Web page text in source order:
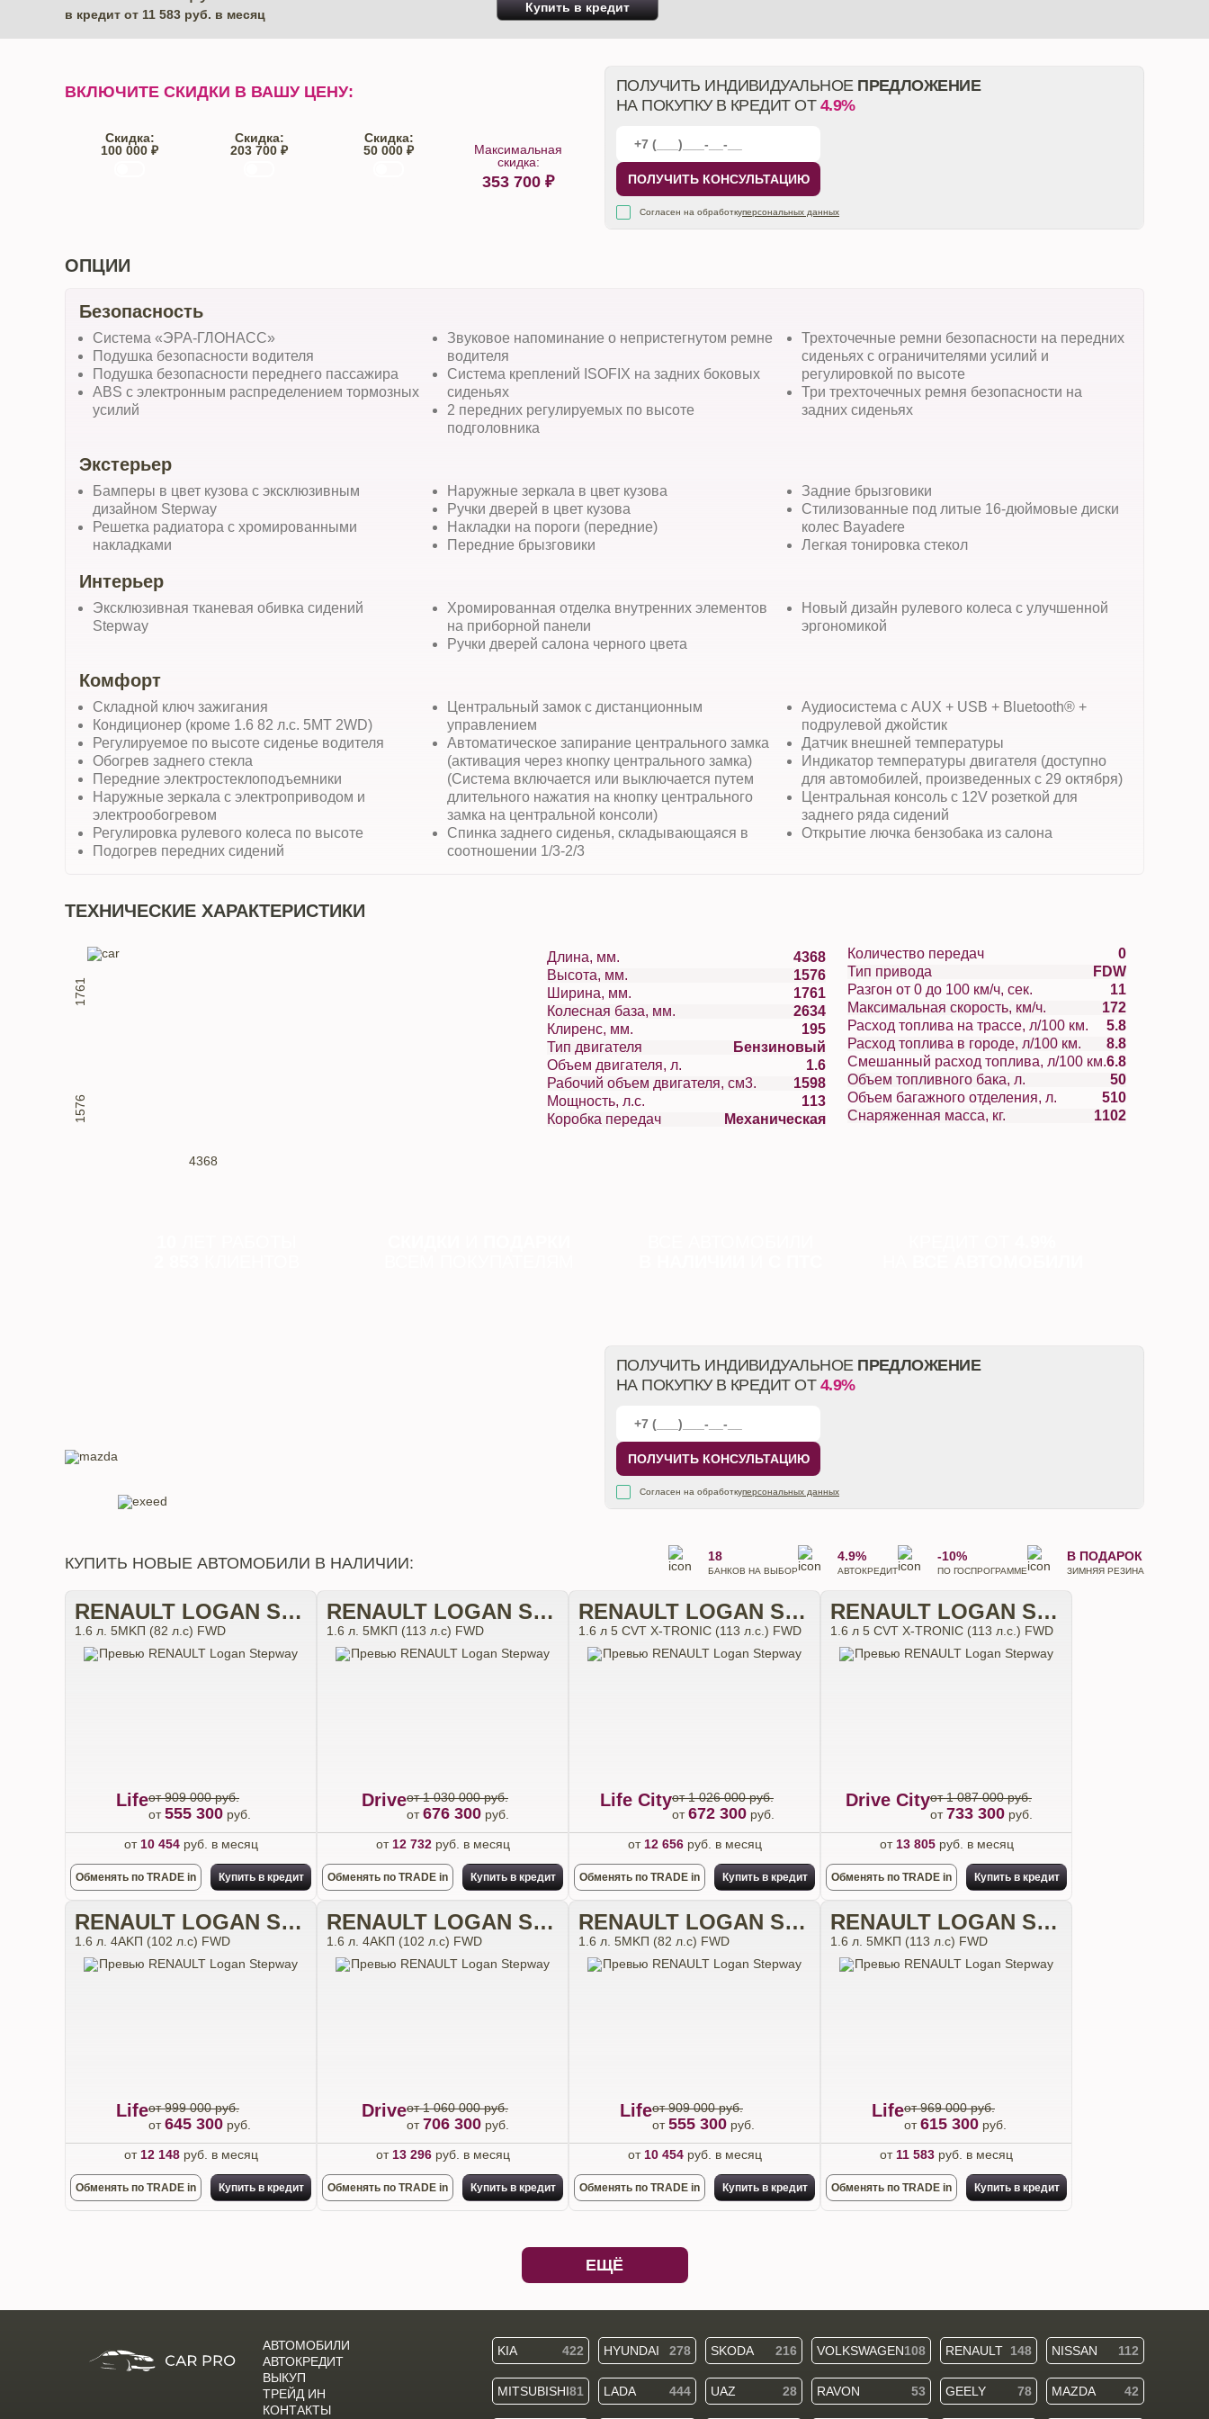
в кредит от 11 583 руб. в месяц Купить в кредит
ВКЛЮЧИТЕ СКИДКИ В ВАШУ ЦЕНУ:
Скидка:
100 000 ₽
Скидка:
203 700 ₽
Скидка:
50 000 ₽
Максимальная
скидка:
353 700 ₽
ПОЛУЧИТЬ ИНДИВИДУАЛЬНОЕ ПРЕДЛОЖЕНИЕ
НА ПОКУПКУ В КРЕДИТ ОТ 4.9%
ПОЛУЧИТЬ КОНСУЛЬТАЦИЮ
Согласен на обработкуперсональных данных
ОПЦИИ
Безопасность
Система «ЭРА-ГЛОНАСС»
Подушка безопасности водителя
Подушка безопасности переднего пассажира
ABS с электронным распределением тормозных
усилий
Звуковое напоминание о непристегнутом ремне
водителя
Система креплений ISOFIX на задних боковых
сиденьях
2 передних регулируемых по высоте
подголовника
Трехточечные ремни безопасности на передних
сиденьях с ограничителями усилий и
регулировкой по высоте
Три трехточечных ремня безопасности на
задних сиденьях
Экстерьер
Бамперы в цвет кузова с эксклюзивным
дизайном Stepway
Решетка радиатора c хромированными
накладками
Наружные зеркала в цвет кузова
Ручки дверей в цвет кузова
Накладки на пороги (передние)
Передние брызговики
Задние брызговики
Стилизованные под литые 16-дюймовые диски
колес Bayadere
Легкая тонировка стекол
Интерьер
Эксклюзивная тканевая обивка сидений
Stepway
Хромированная отделка внутренних элементов
на приборной панели
Ручки дверей салона черного цвета
Новый дизайн рулевого колеса с улучшенной
эргономикой
Комфорт
Складной ключ зажигания
Кондиционер (кроме 1.6 82 л.с. 5MT 2WD)
Регулируемое по высоте сиденье водителя
Обогрев заднего стекла
Передние электростеклоподъемники
Наружные зеркала с электроприводом и
электрообогревом
Регулировка рулевого колеса по высоте
Подогрев передних сидений
Центральный замок с дистанционным
управлением
Автоматическое запирание центрального замка
(активация через кнопку центрального замка)
(Система включается или выключается путем
длительного нажатия на кнопку центрального
замка на центральной консоли)
Спинка заднего сиденья, складывающаяся в
соотношении 1/3-2/3
Аудиосистема с AUX + USB + Bluetooth® +
подрулевой джойстик
Датчик внешней температуры
Индикатор температуры двигателя (доступно
для автомобилей, произведенных с 29 октября)
Центральная консоль с 12V розеткой для
заднего ряда сидений
Открытие лючка бензобака из салона
ТЕХНИЧЕСКИЕ ХАРАКТЕРИСТИКИ
4368
1576
1761
Длина, мм.
4368
Высота, мм.
1576
Ширина, мм.
1761
Колесная база, мм.
2634
Клиренс, мм.
195
Тип двигателя
Бензиновый
Объем двигателя, л.
1.6
Рабочий объем двигателя, см3.
1598
Мощность, л.с.
113
Коробка передач
Механическая
Количество передач
0
Тип привода
FDW
Разгон от 0 до 100 км/ч, сек.
11
Максимальная скорость, км/ч.
172
Расход топлива на трассе, л/100 км.
5.8
Расход топлива в городе, л/100 км.
8.8
Смешанный расход топлива, л/100 км.6.8
Объем топливного бака, л.
50
Объем багажного отделения, л.
510
Снаряженная масса, кг.
1102
ПОЛУЧИТЬ ИНДИВИДУАЛЬНОЕ ПРЕДЛОЖЕНИЕ
НА ПОКУПКУ В КРЕДИТ ОТ 4.9%
ПОЛУЧИТЬ КОНСУЛЬТАЦИЮ
Согласен на обработкуперсональных данных
КУПИТЬ НОВЫЕ АВТОМОБИЛИ В НАЛИЧИИ: 18
БАНКОВ НА ВЫБОР
4.9%
АВТОКРЕДИТ
-10%
ПО ГОСПРОГРАММЕ
В ПОДАРОК
ЗИМНЯЯ РЕЗИНА
RENAULT LOGAN STEPWAY
1.6 л. 5MKП (82 л.с) FWD
Lifeот 909 000 руб.
от555 300 руб.
от 10 454руб. в месяц
Обменять по TRADE in Купить в кредит
RENAULT LOGAN STEPWAY
1.6 л. 5MKП (113 л.с) FWD
Driveот 1 030 000 руб.
от676 300 руб.
от 12 732руб. в месяц
Обменять по TRADE in Купить в кредит
RENAULT LOGAN STEPWAY
1.6 л 5 CVT X-TRONIC (113 л.с.) FWD
Life Cityот 1 026 000 руб.
от672 300 руб.
от 12 656руб. в месяц
Обменять по TRADE in Купить в кредит
RENAULT LOGAN STEPWAY
1.6 л 5 CVT X-TRONIC (113 л.с.) FWD
Drive Cityот 1 087 000 руб.
от733 300 руб.
от 13 805руб. в месяц
Обменять по TRADE in Купить в кредит
RENAULT LOGAN STEPWAY
1.6 л. 4АKП (102 л.с) FWD
Lifeот 999 000 руб.
от645 300 руб.
от 12 148руб. в месяц
Обменять по TRADE in Купить в кредит
RENAULT LOGAN STEPWAY
1.6 л. 4АKП (102 л.с) FWD
Driveот 1 060 000 руб.
от706 300 руб.
от 13 296руб. в месяц
Обменять по TRADE in Купить в кредит
RENAULT LOGAN STEPWAY
1.6 л. 5MKП (82 л.с) FWD
Lifeот 909 000 руб.
от555 300 руб.
от 10 454руб. в месяц
Обменять по TRADE in Купить в кредит
RENAULT LOGAN STEPWAY
1.6 л. 5MKП (113 л.с) FWD
Lifeот 969 000 руб.
от615 300 руб.
от 11 583 руб. в месяц
Обменять по TRADE in Купить в кредит
ЕЩЁ
АВТОМОБИЛИ
АВТОКРЕДИТ
ВЫКУП
ТРЕЙД ИН
КОНТАКТЫ
KIA 422 HYUNDAI 278 SKODA 216 VOLKSWAGEN108 RENAULT 148 NISSAN 112
MITSUBISHI81 LADA 444 UAZ 28 RAVON 53 GEELY 78 MAZDA 42